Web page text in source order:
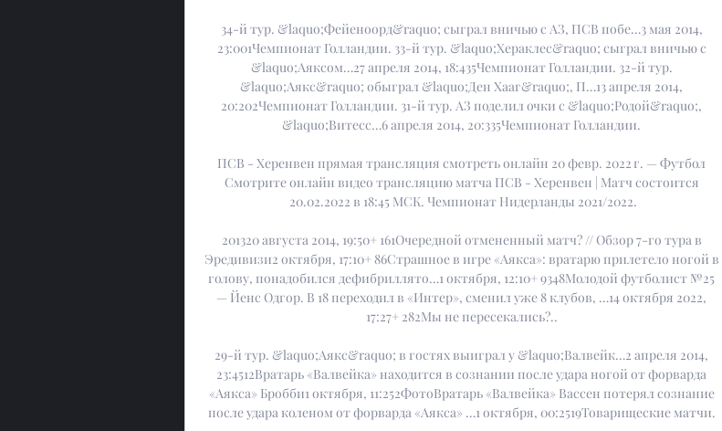
34-й тур. &laquo;Фейеноорд&raquo; сыграл вничью с АЗ, ПСВ побе…3 мая 2014,
23:001Чемпионат Голландии. 33-й тур. &laquo;Хераклес&raquo; сыграл вничью с
&laquo;Аяксом…27 апреля 2014, 18:435Чемпионат Голландии. 32-й тур.
&laquo;Аякс&raquo; обыграл &laquo;Ден Хааг&raquo;, П…13 апреля 2014,
20:202Чемпионат Голландии. 31-й тур. АЗ поделил очки с &laquo;Родой&raquo;,
&laquo;Витесс…6 апреля 2014, 20:335Чемпионат Голландии.
ПСВ - Херенвен прямая трансляция смотреть онлайн 20 февр. 2022 г. — Футбол
Смотрите онлайн видео трансляцию матча ПСВ - Херенвен | Матч состоится
20.02.2022 в 18:45 МСК. Чемпионат Нидерланды 2021/2022.
201320 августа 2014, 19:50+ 161Очередной отмененный матч? // Обзор 7-го тура в
Эредивизи2 октября, 17:10+ 86Страшное в игре «Аякса»: вратарю прилетело ногой в
голову, понадобился дефибриллято…1 октября, 12:10+ 9348Молодой футболист №25
— Йенс Одгор. В 18 переходил в «Интер», сменил уже 8 клубов, …14 октября 2022,
17:27+ 282Мы не пересекались?..
29-й тур. &laquo;Аякс&raquo; в гостях выиграл у &laquo;Валвейк…2 апреля 2014,
23:4512Вратарь «Валвейка» находится в сознании после удара ногой от форварда
«Аякса» Бробби1 октября, 11:252ФотоВратарь «Валвейка» Вассен потерял сознание
после удара коленом от форварда «Аякса» …1 октября, 00:2519Товарищеские матчи.